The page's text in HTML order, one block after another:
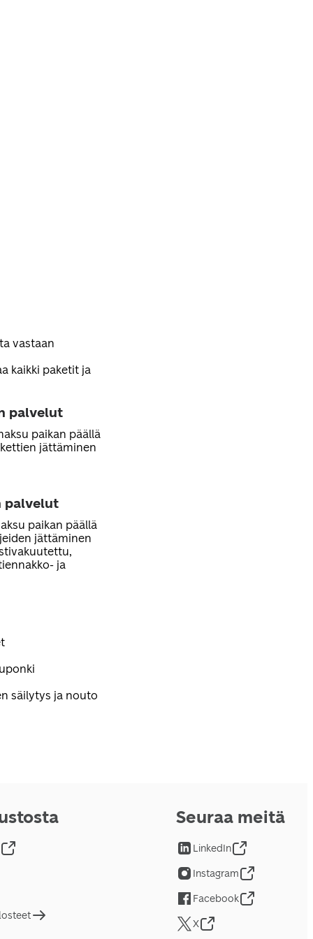
vastaan
kaikki paketit ja
palvelut
paikan päällä
jättäminen
palvelut
paikan päällä
jättäminen
ja
säilytys ja nouto
Seuraa meitä
LinkedIn
Instagram
Facebook
X